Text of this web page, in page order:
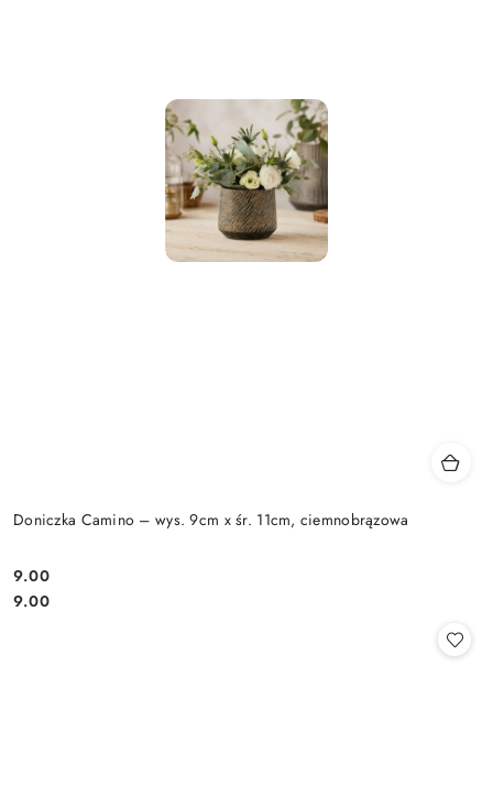
Doniczka Camino – wys. 9cm x śr. 11cm, ciemnobrązowa
Cena:
9.00
Cena:
9.00